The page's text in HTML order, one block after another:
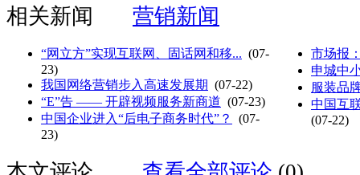
相关新闻
营销新闻
“网立方”实现互联网、固话网和移... (07-
23)
我国网络营销步入高速发展期 (07-22)
“E”告 —— 开辟视频服务新商道 (07-23)
中国企业进入“后电子商务时代”？
(07-
23)
市场报
申城中
服装品
中国互
(07-22)